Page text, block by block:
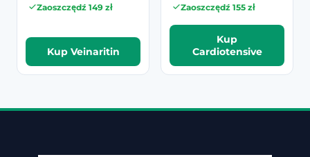
Zaoszczędź 149 zł
Kup Veinaritin
Zaoszczędź 155 zł
Kup
Cardiotensive